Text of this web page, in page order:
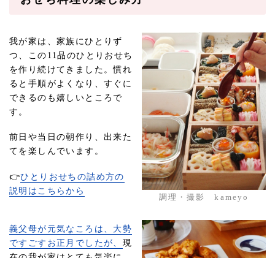
我が家は、家族にひとりず
つ、この11品のひとりおせち
を作り続けてきました。慣れ
ると手順がよくなり、すぐに
できるのも嬉しいところで
す。
前日や当日の朝作り、出来た
てを楽しんでいます。
👉ひとりおせちの詰め方の
説明はこちらから
調理・撮影 kameyo
義父母が元気なころは、大勢
ですごすお正月でしたが、 現